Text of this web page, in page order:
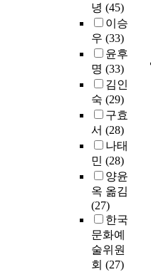
녕 (45)
이승
우 (33)
윤후
명 (33)
김인
숙 (29)
구효
서 (28)
나태
민 (28)
양윤
옥 옮김
(27)
한국
문화예
술위원
회 (27)